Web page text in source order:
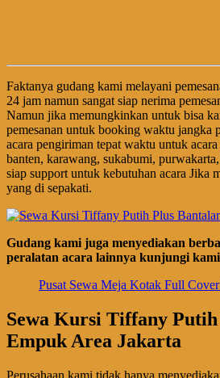
Faktanya gudang kami melayani
24 jam namun sangat siap nerima
Namun jika memungkinkan untuk bisa
pemesanan untuk booking waktu jangka
acara pengiriman tepat waktu untuk
banten, karawang, sukabumi,
siap support untuk kebutuhan acara Jika
yang di sepakati.
Gudang kami juga menyediakan
peralatan acara lainnya kunjungi
Pusat Sewa Meja Kotak Full
Sewa Kursi Tiffany
Empuk Area Jakarta
Perusahaan kami tidak hanya